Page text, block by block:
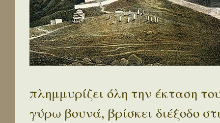
πλημμυρίζει όλη την έκταση
γύρω βουνά, βρίσκει διέξοδο